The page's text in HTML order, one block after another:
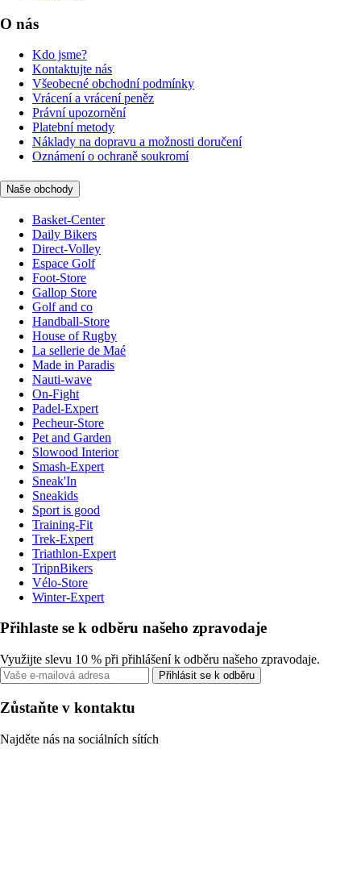
O nás
Kdo jsme?
Kontaktujte nás
Všeobecné obchodní podmínky
Vrácení a vrácení peněz
Právní upozornění
Platební metody
Náklady na dopravu a možnosti doručení
Oznámení o ochraně soukromí
Naše obchody
Basket-Center
Daily Bikers
Direct-Volley
Espace Golf
Foot-Store
Gallop Store
Golf and co
Handball-Store
House of Rugby
La sellerie de Maé
Made in Paradis
Nauti-wave
On-Fight
Padel-Expert
Pecheur-Store
Pet and Garden
Slowood Interior
Smash-Expert
Sneak'In
Sneakids
Sport is good
Training-Fit
Trek-Expert
Triathlon-Expert
TripnBikers
Vélo-Store
Winter-Expert
Přihlaste se k odběru našeho zpravodaje
Využijte slevu 10 % při přihlášení k odběru našeho zpravodaje.
Přihlásit se k odběru
Zůstaňte v kontaktu
Najděte nás na sociálních sítích